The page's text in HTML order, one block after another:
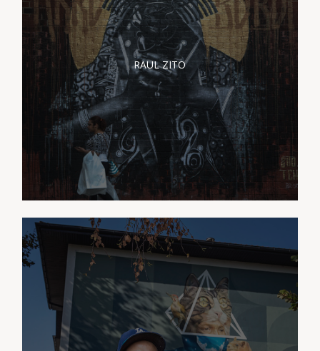
RAUL ZITO
PRÉSENTATION RAUL
ZITO